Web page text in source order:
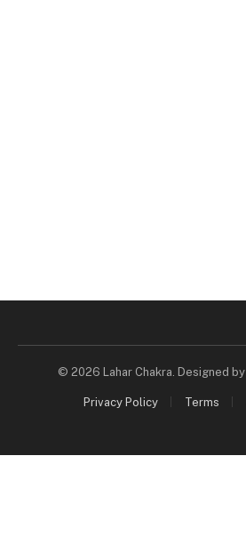
© 2026 Lahar Chakra. Designed by
Privacy Policy Terms